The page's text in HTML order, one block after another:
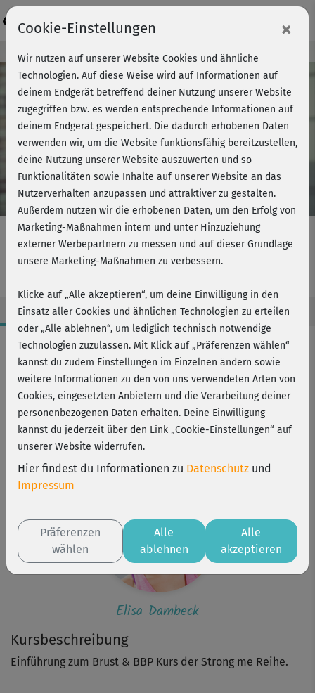
Play
Video
Kursvorschau - Jetzt mitmachen!
Brust & BBP - Einführung
Kursbeschreibung
Einführung zum Brust & BBP Kurs der Strong me Reihe.
Workout-Facts
leicht
1 Min
Elisa Dambeck
Kurs ist Bestandteil von
Strong me
Elisa Dambeck
Cookie-Einstellungen ×
Wir nutzen auf unserer Website Cookies und ähnliche
Technologien. Auf diese Weise wird auf Informationen auf
deinem Endgerät betreffend deiner Nutzung unserer Website
zugegriffen bzw. es werden entsprechende Informationen auf
deinem Endgerät gespeichert. Die dadurch erhobenen Daten
verwenden wir, um die Website funktionsfähig bereitzustellen,
deine Nutzung unserer Website auszuwerten und so
Funktionalitäten sowie Inhalte auf unserer Website an das
Nutzerverhalten anzupassen und attraktiver zu gestalten.
Außerdem nutzen wir die erhobenen Daten, um den Erfolg von
Marketing-Maßnahmen intern und unter Hinzuziehung
externer Werbepartnern zu messen und auf dieser Grundlage
unsere Marketing-Maßnahmen zu verbessern.
Klicke auf „Alle akzeptieren“, um deine Einwilligung in den
Einsatz aller Cookies und ähnlichen Technologien zu erteilen
oder „Alle ablehnen“, um lediglich technisch notwendige
Technologien zuzulassen. Mit Klick auf „Präferenzen wählen“
kannst du zudem Einstellungen im Einzelnen ändern sowie
weitere Informationen zu den von uns verwendeten Arten von
Cookies, eingesetzten Anbietern und die Verarbeitung deiner
personenbezogenen Daten erhalten. Deine Einwilligung
kannst du jederzeit über den Link „Cookie-Einstellungen“ auf
unserer Website widerrufen.
Hier findest du Informationen zu Datenschutz und
Impressum
Präferenzen
wählen
Alle
ablehnen
Alle
akzeptieren